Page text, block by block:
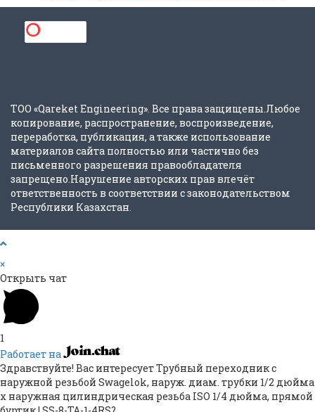
ТОО «Qareket Engineering». Все права защищены.Любое
копирование, распространение, воспроизведение,
переработка, публикация, а также использование
материалов сайта полностью или частично без
письменного разрешения правообладателя
запрещено.Нарушение авторских прав влечёт
ответственность в соответствии с законодательством
Республики Казахстан.
×
Открыть чат
1
Работает на
Здравствуйте! Вас интересует Трубный переходник с
наружной резьбой Swagelok, наруж. диам. трубки 1/2 дюйма
х наружная цилиндрическая резьба ISO 1/4 дюйма, прямой